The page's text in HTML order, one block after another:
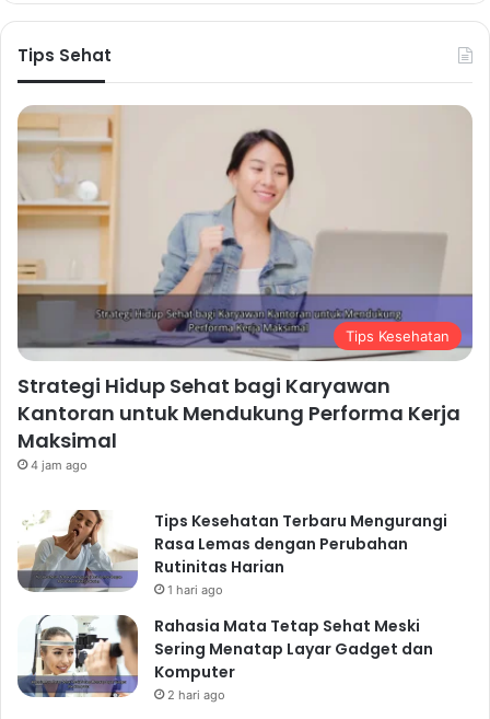
Tips Sehat
Tips Kesehatan
Strategi Hidup Sehat bagi Karyawan
Kantoran untuk Mendukung Performa Kerja
Maksimal
4 jam ago
Tips Kesehatan Terbaru Mengurangi
Rasa Lemas dengan Perubahan
Rutinitas Harian
1 hari ago
Rahasia Mata Tetap Sehat Meski
Sering Menatap Layar Gadget dan
Komputer
2 hari ago